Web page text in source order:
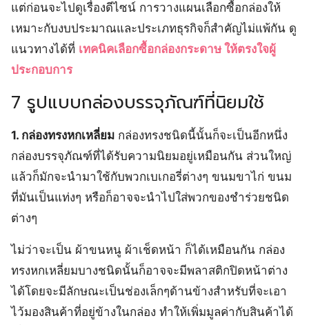
แต่ก่อนจะไปดูเรื่องดีไซน์ การวางแผนเลือกซื้อกล่องให้
เหมาะกับงบประมาณและประเภทธุรกิจก็สำคัญไม่แพ้กัน ดู
แนวทางได้ที่ เทคนิคเลือกซื้อกล่องกระดาษ ให้ตรงใจผู้
ประกอบการ
7 รูปแบบกล่องบรรจุภัณฑ์ที่นิยมใช้
1. กล่องทรงหกเหลี่ยม กล่องทรงชนิดนี้นั้นก็จะเป็นอีกหนึ่ง
กล่องบรรจุภัณฑ์ที่ได้รับความนิยมอยู่เหมือนกัน ส่วนใหญ่
แล้วก็มักจะนำมาใช้กับพวกเบเกอรี่ต่างๆ ขนมขาไก่ ขนม
ที่มันเป็นแท่งๆ หรือก็อาจจะนำไปใส่พวกของชำร่วยชนิด
ต่างๆ
ไม่ว่าจะเป็น ผ้าขนหนู ผ้าเช็ดหน้า ก็ได้เหมือนกัน กล่อง
ทรงหกเหลี่ยมบางชนิดนั้นก็อาจจะมีพลาสติกปิดหน้าต่าง
ได้โดยจะมีลักษณะเป็นช่องเล็กๆด้านข้างสำหรับที่จะเอา
ไว้มองสินค้าที่อยู่ข้างในกล่อง ทำให้เพิ่มมูลค่ากับสินค้าได้